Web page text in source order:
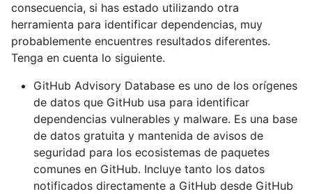
consecuencia, si has estado utilizando otra
herramienta para identificar dependencias, muy
probablemente encuentres resultados diferentes.
Tenga en cuenta lo siguiente.
GitHub Advisory Database es uno de los orígenes
de datos que GitHub usa para identificar
dependencias vulnerables y malware. Es una base
de datos gratuita y mantenida de avisos de
seguridad para los ecosistemas de paquetes
comunes en GitHub. Incluye tanto los datos
notificados directamente a GitHub desde GitHub